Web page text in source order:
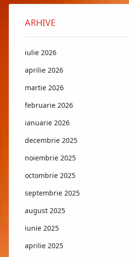
ARHIVE
iulie 2026
aprilie 2026
martie 2026
februarie 2026
ianuarie 2026
decembrie 2025
noiembrie 2025
octombrie 2025
septembrie 2025
august 2025
iunie 2025
aprilie 2025